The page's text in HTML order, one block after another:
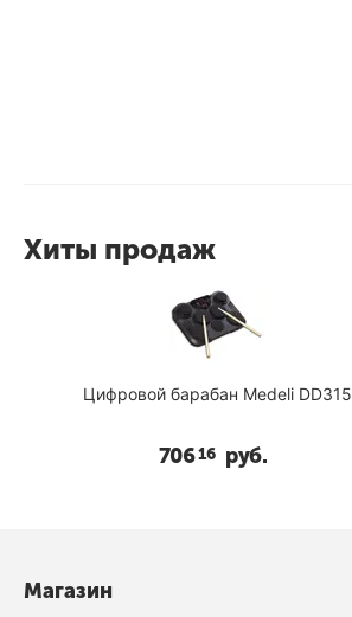
Хиты продаж
Цифровой барабан Medeli DD315
70616 руб.
Магазин